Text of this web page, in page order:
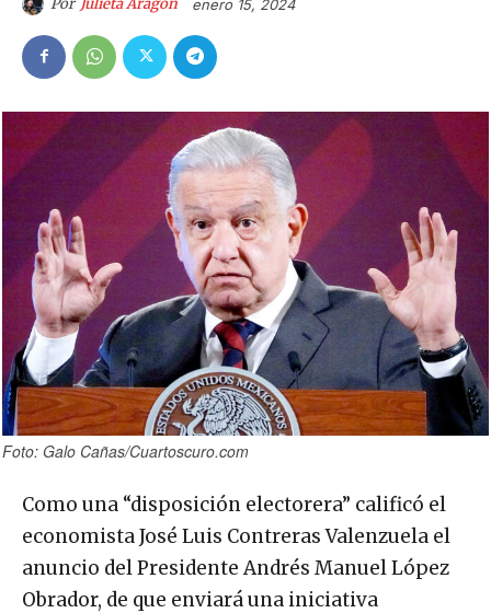
Por Julieta Aragón enero 15, 2024
Foto: Galo Cañas/Cuartoscuro.com
Como una “disposición electorera” calificó el
economista José Luis Contreras Valenzuela el
anuncio del Presidente Andrés Manuel López
Obrador, de que enviará una iniciativa